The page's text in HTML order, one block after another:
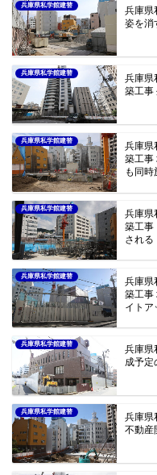
兵庫県私学館建替
兵庫県
姿を消
兵庫県私学館建替
兵庫県
築工事
兵庫県私学館建替
兵庫県
築工事
も同時
兵庫県私学館建替
兵庫県
築工事
される
兵庫県私学館建替
兵庫県
築工事
イトア
兵庫県私学館建替
兵庫県
成予定
兵庫県私学館建替
兵庫県
不動産